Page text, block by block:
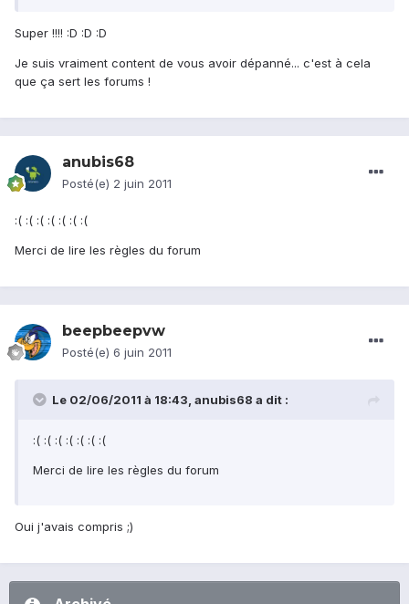
Super !!!! :D :D :D
Je suis vraiment content de vous avoir dépanné... c'est à cela
que ça sert les forums !
anubis68
Posté(e) 2 juin 2011
:( :( :( :( :( :( :(
Merci de lire les règles du forum
beepbeepvw
Posté(e) 6 juin 2011
Le 02/06/2011 à 18:43, anubis68 a dit :
:( :( :( :( :( :( :(
Merci de lire les règles du forum
Oui j'avais compris ;)